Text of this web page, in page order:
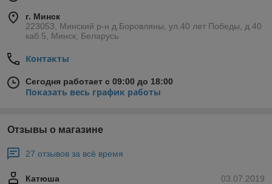
г. Минск
223053, Минский р-н д.Боровляны, ул.40 лет Победы, д.40
каб.5, Минск, Беларусь
Контакты
Сегодня работает с 09:00 до 18:00
Показать весь график работы
Отзывы о магазине
27 отзывов за всё время
03.07.2019
Катюша